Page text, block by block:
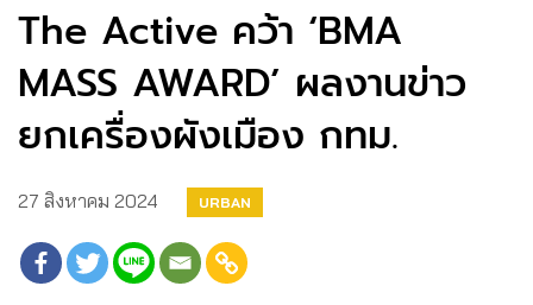
The Active คว้า ‘BMA
MASS AWARD’ ผลงานข่าว
ยกเครื่องผังเมือง กทม.
27 สิงหาคม 2024 URBAN